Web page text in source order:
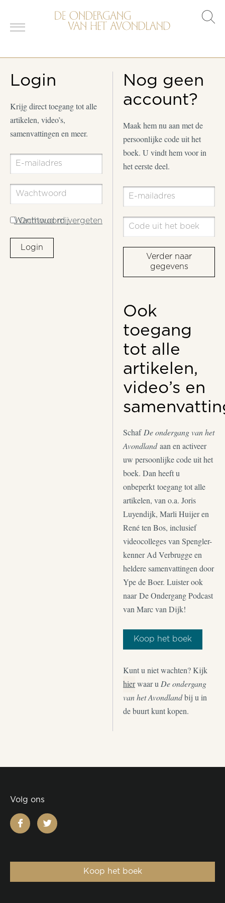
Login
Krijg direct toegang tot alle
artikelen, video’s,
samenvattingen en meer.
Wachtwoord vergeten
Onthoud mij
Login
Nog geen
account?
Maak hem nu aan met de
persoonlijke code uit het
boek. U vindt hem voor in
het eerste deel.
Verder naar
gegevens
Ook
toegang
tot alle
artikelen,
video’s en
Schaf De ondergang van het
Avondlandaan en activeer
uw persoonlijke code uit het
boek. Dan heeft u
onbeperkt toegang tot alle
artikelen, van o.a. Joris
Luyendijk, Marli Huijer en
René ten Bos, inclusief
videocolleges van Spengler-
kenner Ad Verbrugge en
heldere samenvattingen door
Ype de Boer. Luister ook
naar De Ondergang Podcast
van Marc van Dijk!
Koop het boek
Kunt u niet wachten? Kijk
hierwaar u De ondergang
van het Avondlandbij u in
de buurt kunt kopen.
Volg ons
facebooktwitter
Koop het boek